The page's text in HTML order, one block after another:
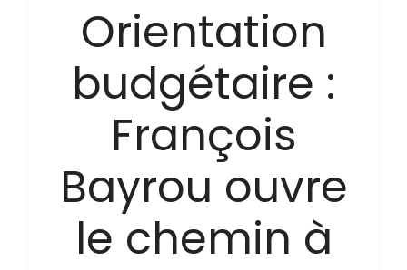
Orientation
budgétaire :
François
Bayrou ouvre
le chemin à